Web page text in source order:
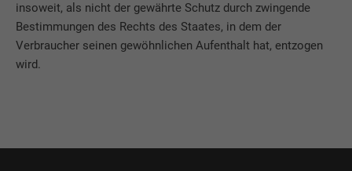
insoweit, als nicht der gewährte Schutz durch zwingende
Bestimmungen des Rechts des Staates, in dem der
Verbraucher seinen gewöhnlichen Aufenthalt hat, entzogen
wird.